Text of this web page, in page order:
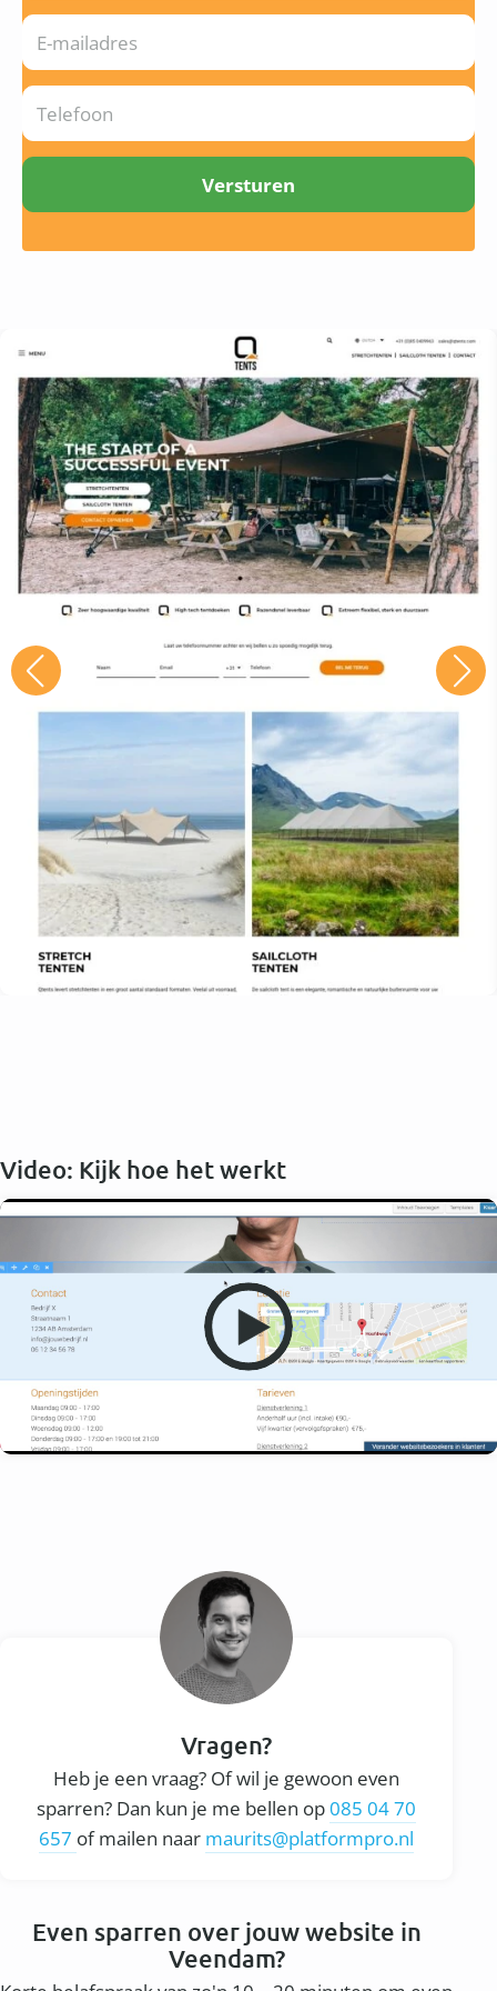
Video: Kijk hoe het werkt
Vragen?
Heb je een vraag? Of wil je gewoon even
sparren? Dan kun je me bellen op085 04 70
657 of mailen naar maurits@platformpro.nl
Even sparren over jouw website in
Veendam?